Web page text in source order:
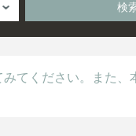
検
てください。また、